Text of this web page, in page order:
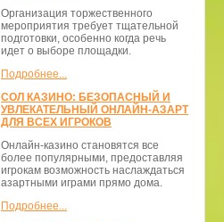
Организация торжественного
мероприятия требует тщательной
подготовки, особенно когда речь
идет о выборе площадки.
Подробнее...
СОЛ КАЗИНО: БЕЗОПАСНЫЙ И
УВЛЕКАТЕЛЬНЫЙ ОНЛАЙН-АЗАРТ
ДЛЯ ВСЕХ ИГРОКОВ
Онлайн-казино становятся все
более популярными, предоставляя
игрокам возможность наслаждаться
азартными играми прямо дома.
Подробнее...